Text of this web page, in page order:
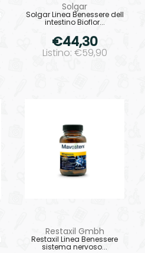
Solgar
Solgar Linea Benessere dell
intestino Bioflor...
€44,30
Listino: €59,90
Restaxil Gmbh
Restaxil Linea Benessere
sistema nervoso...